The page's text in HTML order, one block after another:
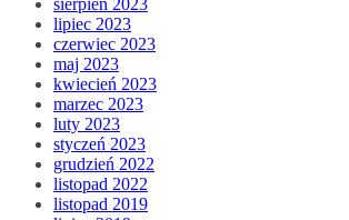
sierpień 2023
lipiec 2023
czerwiec 2023
maj 2023
kwiecień 2023
marzec 2023
luty 2023
styczeń 2023
grudzień 2022
listopad 2022
listopad 2019